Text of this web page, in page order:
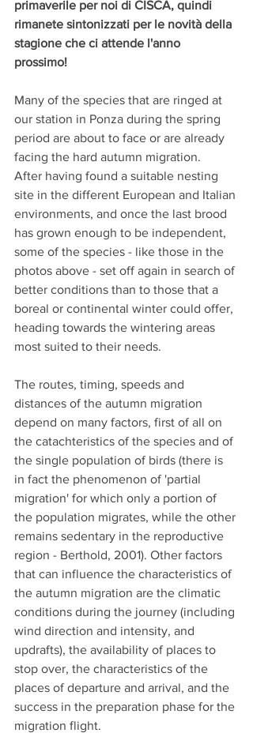
primaverile per noi di CISCA, quindi
rimanete sintonizzati per le novità della
stagione che ci attende l'anno
prossimo!
Many of the species that are ringed at
our station in Ponza during the spring
period are about to face or are already
facing the hard autumn migration.
After having found a suitable nesting
site in the different European and Italian
environments, and once the last brood
has grown enough to be independent,
some of the species - like those in the
photos above - set off again in search of
better conditions than to those that a
boreal or continental winter could offer,
heading towards the wintering areas
most suited to their needs.
The routes, timing, speeds and
distances of the autumn migration
depend on many factors, first of all on
the catachteristics of the species and of
the single population of birds (there is
in fact the phenomenon of 'partial
migration' for which only a portion of
the population migrates, while the other
remains sedentary in the reproductive
region - Berthold, 2001). Other factors
that can influence the characteristics of
the autumn migration are the climatic
conditions during the journey (including
wind direction and intensity, and
updrafts), the availability of places to
stop over, the characteristics of the
places of departure and arrival, and the
success in the preparation phase for the
migration flight.